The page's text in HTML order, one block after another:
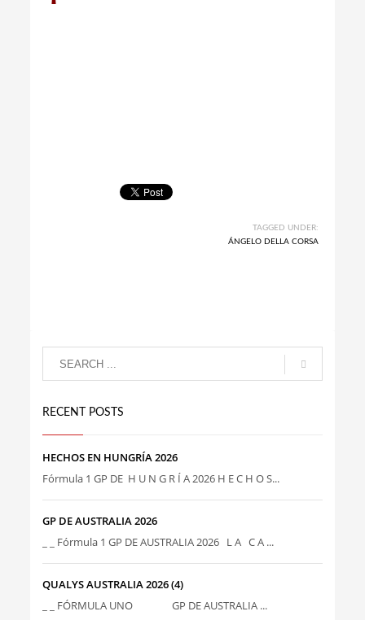
TAGGED UNDER:
ÁNGELO DELLA CORSA
RECENT POSTS
HECHOS EN HUNGRÍA 2026
Fórmula 1 GP DE H U N G R Í A 2026 H E C H O S...
GP DE AUSTRALIA 2026
_ _ Fórmula 1 GP DE AUSTRALIA 2026 L A C A ...
QUALYS AUSTRALIA 2026 (4)
_ _ FÓRMULA UNO GP DE AUSTRALIA ...